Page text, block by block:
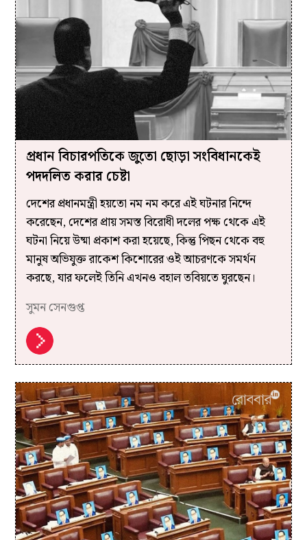
প্রধান বিচারপতিকে জুতো ছোড়া সংবিধানকেই
পদদলিত করার চেষ্টা
দেশের প্রধানমন্ত্রী হয়তো নম নম করে এই ঘটনার নিন্দে
করেছেন, দেশের প্রায় সমস্ত বিরোধী দলের পক্ষ থেকে এই
ঘটনা নিয়ে উষ্মা প্রকাশ করা হয়েছে, কিন্তু পিছন থেকে বহু
মানুষ অভিযুক্ত রাকেশ কিশোরের ওই আচরণকে সমর্থন
করছে, যার ফলেই তিনি এখনও বহাল তবিয়তে ঘুরছেন।
সুমন সেনগুপ্ত